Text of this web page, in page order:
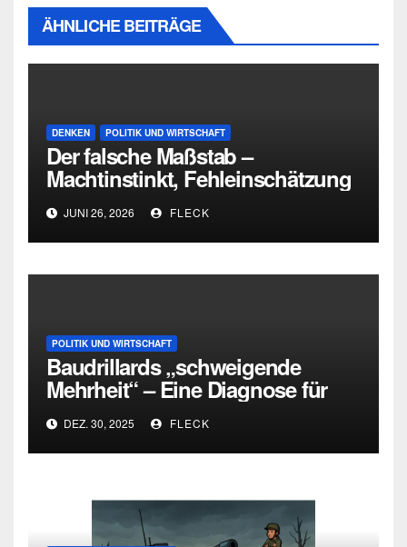
ÄHNLICHE BEITRÄGE
DENKEN POLITIK UND WIRTSCHAFT
Der falsche Maßstab –
Machtinstinkt, Fehleinschätzung
und die Grenzen intellektueller
Urteilskraft
JUNI 26, 2026 FLECK
POLITIK UND WIRTSCHAFT
Baudrillards „schweigende
Mehrheit“ – Eine Diagnose für
heute
DEZ. 30, 2025 FLECK